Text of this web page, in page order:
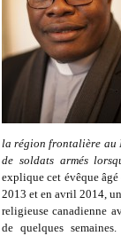
la région frontalière au
de soldats armés
explique cet évêque
2013 et en avril 2014,
religieuse canadienne
de quelques